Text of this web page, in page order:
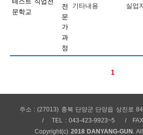
문학교
전
문
가
과
정
기타내용 실업
1
련
주소 : (27013) 충북 단양군 단양읍 상진로
TEL : 043-423-9923~5
Copyright(c) 2018 DANYANG-GUN .